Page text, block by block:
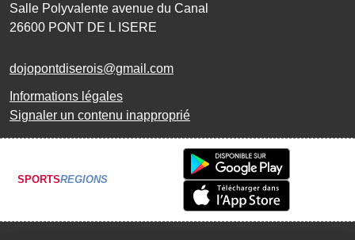
Salle Polyvalente avenue du Canal
26600 PONT DE L ISERE
dojopontdiserois@gmail.com
Informations légales
Signaler un contenu inapproprié
SPORTSREGIONS